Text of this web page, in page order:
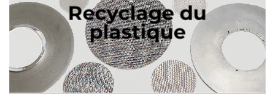
Recyclage du
plastique